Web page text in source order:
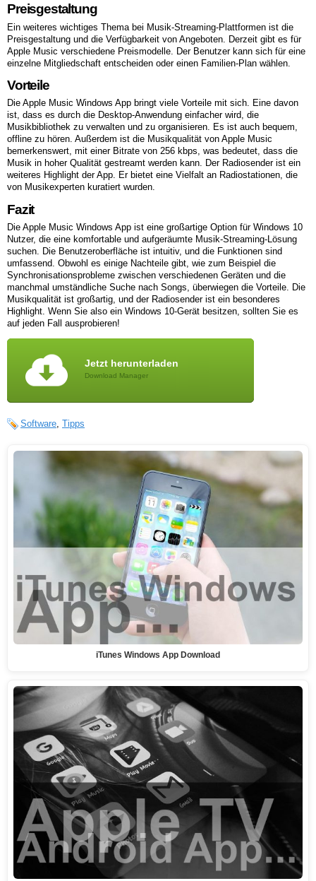
Preisgestaltung
Ein weiteres wichtiges Thema bei Musik-Streaming-Plattformen ist die
Preisgestaltung und die Verfügbarkeit von Angeboten. Derzeit gibt es für
Apple Music verschiedene Preismodelle. Der Benutzer kann sich für eine
einzelne Mitgliedschaft entscheiden oder einen Familien-Plan wählen.
Vorteile
Die Apple Music Windows App bringt viele Vorteile mit sich. Eine davon
ist, dass es durch die Desktop-Anwendung einfacher wird, die
Musikbibliothek zu verwalten und zu organisieren. Es ist auch bequem,
offline zu hören. Außerdem ist die Musikqualität von Apple Music
bemerkenswert, mit einer Bitrate von 256 kbps, was bedeutet, dass die
Musik in hoher Qualität gestreamt werden kann. Der Radiosender ist ein
weiteres Highlight der App. Er bietet eine Vielfalt an Radiostationen, die
von Musikexperten kuratiert wurden.
Fazit
Die Apple Music Windows App ist eine großartige Option für Windows 10
Nutzer, die eine komfortable und aufgeräumte Musik-Streaming-Lösung
suchen. Die Benutzeroberfläche ist intuitiv, und die Funktionen sind
umfassend. Obwohl es einige Nachteile gibt, wie zum Beispiel die
Synchronisationsprobleme zwischen verschiedenen Geräten und die
manchmal umständliche Suche nach Songs, überwiegen die Vorteile. Die
Musikqualität ist großartig, und der Radiosender ist ein besonderes
Highlight. Wenn Sie also ein Windows 10-Gerät besitzen, sollten Sie es
auf jeden Fall ausprobieren!
Jetzt herunterladen
Download Manager
Software, Tipps
iTunes Windows App Download